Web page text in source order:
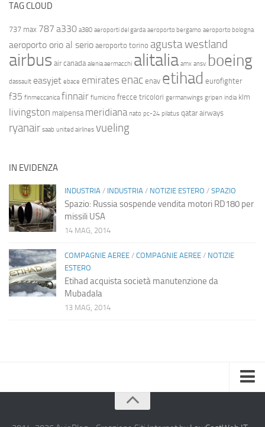
TAG CLOUD
737 max 787 a330 a380 aeroporti del garda aeroporto bergamo aeroporto bologna
aeroporto orio al serio aeroporto torino agusta westland
airbus air canada alenia aermacchi alitalia amx ansv boeing
dassault easyjet ebace emirates enac enav etihad eurofighter
f35 finmeccanica finnair fiumicino frecce tricolori germanwings gripen india klm
livingston malpensa meridiana nato pc-24 pilatus qatar airways
ryanair saab united airlines vueling
IN EVIDENZA
INDUSTRIA / INDUSTRIA / NOTIZIE ESTERO / SPAZIO
Spazio: Russia sospende vendita motori RD180 per
missili USA
14 MAG, 2014
COMPAGNIE AEREE / COMPAGNIE AEREE / NOTIZIE
ESTERO
Etihad acquista società manutenzione da
Mubadala
13 MAG, 2014